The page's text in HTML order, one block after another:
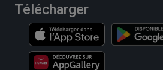
Télécharger